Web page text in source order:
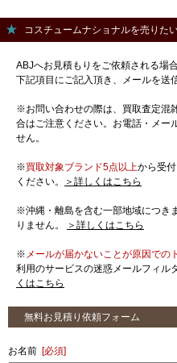
コスチュームナショナルを売りた
ABJへお見積もりをご依頼される場合
下記項目にご記入頂き、メールを送
※お問い合わせの際は、買取査定混
合はご注意ください。お電話・メー
せん。
※買取対象ブランド5点以上から受
ください。
＞詳しくはこちら
※沖縄・離島を含む一部地域につき
りません。
＞詳しくはこちら
※ メールが届かないことが原因での
利用のサービスの迷惑メールフィル
くはこちら
無料お見積り依頼フォーム
お名前 [必須]